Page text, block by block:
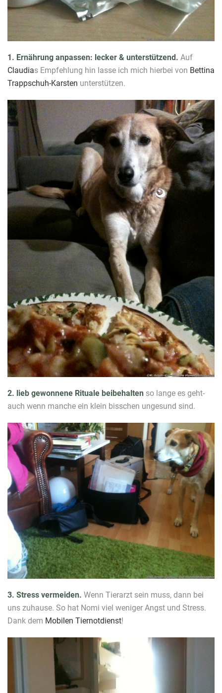
1. Ernährung anpassen: lecker & unterstützend. Auf
Claudias Empfehlung hin lasse ich mich hierbei von Bettina
Trappschuh-Karsten unterstützen.
2. lieb gewonnene Rituale beibehalten so lange es geht-
auch wenn manche ein klein bisschen ungesund sind.
3. Stress vermeiden. Wenn Tierarzt sein muss, dann bei
uns zuhause. So hat Nomi viel weniger Angst und Stress.
Dank dem Mobilen Tiernotdienst!